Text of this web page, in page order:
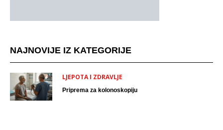
NAJNOVIJE IZ KATEGORIJE
LJEPOTA I ZDRAVLJE
Priprema za kolonoskopiju